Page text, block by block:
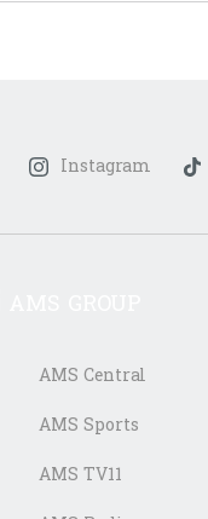
Instagram
AMS Central
AMS Sports
AMS TV11